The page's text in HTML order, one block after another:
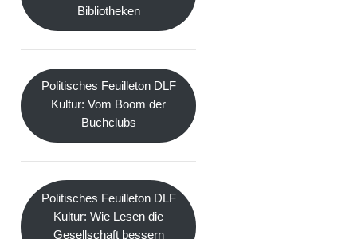
Bibliotheken
Politisches Feuilleton DLF
Kultur: Vom Boom der
Buchclubs
Politisches Feuilleton DLF
Kultur: Wie Lesen die
Gesellschaft bessern